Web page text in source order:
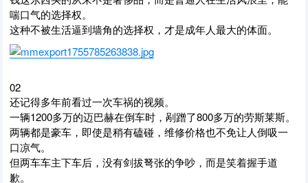
喘口气的选择权。
这种不被生活逼到墙角的选择权，才是成年人最大的体面。
02
还记得多年前看过一次车祸的视频。
一辆1200多万的迈巴赫在倒车时，剐蹭了800多万的劳斯莱斯。
两辆都是豪车，即使是稍有磕碰，维修价格也不免让人倒吸一
口凉气。
但两车车主下车后，没有剑拔弩张的争吵，而是笑着握手道
歉。